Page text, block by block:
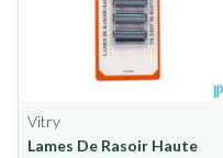
Vitry
Lames De Rasoir Haute